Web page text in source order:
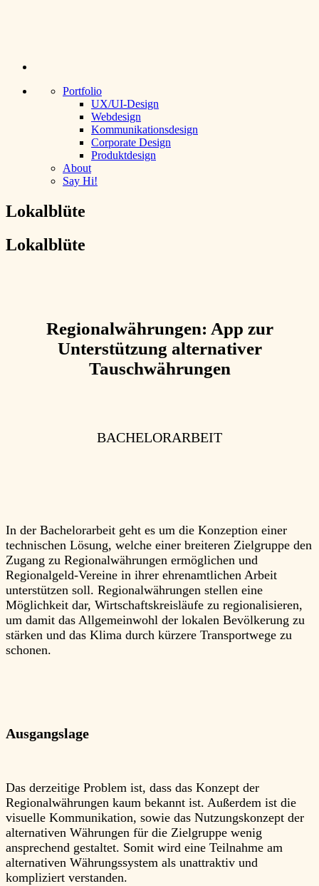
Portfolio
UX/UI-Design
Webdesign
Kommunikationsdesign
Corporate Design
Produktdesign
About
Say Hi!
Lokalblüte
Lokalblüte
Regionalwährungen: App zur
Unterstützung alternativer
Tauschwährungen
BACHELORARBEIT
In der Bachelorarbeit geht es um die Konzeption einer
technischen Lösung, welche einer breiteren Zielgruppe den
Zugang zu Regionalwährungen ermöglichen und
Regionalgeld-Vereine in ihrer ehrenamtlichen Arbeit
unterstützen soll. Regionalwährungen stellen eine
Möglichkeit dar, Wirtschaftskreisläufe zu regionalisieren,
um damit das Allgemeinwohl der lokalen Bevölkerung zu
stärken und das Klima durch kürzere Transportwege zu
schonen.
Ausgangslage
Das derzeitige Problem ist, dass das Konzept der
Regionalwährungen kaum bekannt ist. Außerdem ist die
visuelle Kommunikation, sowie das Nutzungskonzept der
alternativen Währungen für die Zielgruppe wenig
ansprechend gestaltet. Somit wird eine Teilnahme am
alternativen Währungssystem als unattraktiv und
kompliziert verstanden.